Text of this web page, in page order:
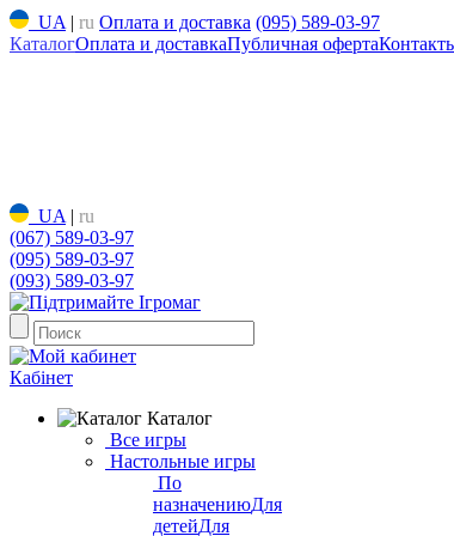
UA | ru Оплата и доставка (095) 589-03-97
КаталогОплата и доставкаПубличная оферта
UA | ru
(067) 589-03-97
(095) 589-03-97
(093) 589-03-97
Кабінет
Каталог
Все игры
Настольные игры
По
назначениюДля
детейДля